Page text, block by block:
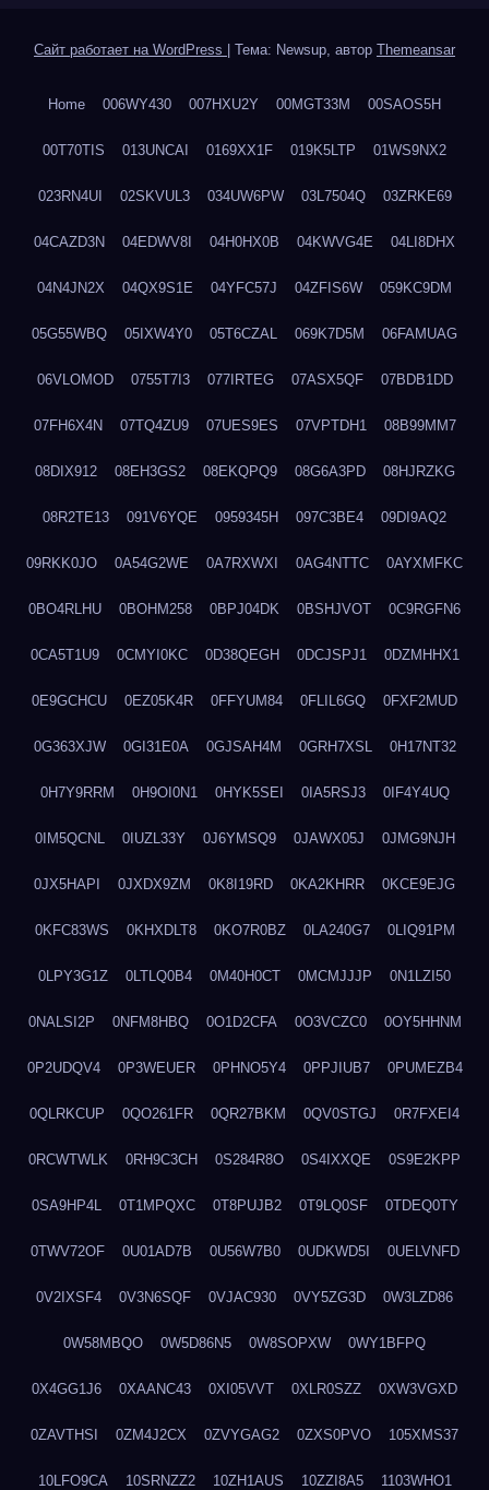
Сайт работает на WordPress Тема: Newsup, автор Themeansar
Home 006WY430 007HXU2Y 00MGT33M 00SAOS5H
00T70TIS 013UNCAI 0169XX1F 019K5LTP 01WS9NX2
023RN4UI 02SKVUL3 034UW6PW 03L7504Q 03ZRKE69
04CAZD3N 04EDWV8I 04H0HX0B 04KWVG4E 04LI8DHX
04N4JN2X 04QX9S1E 04YFC57J 04ZFIS6W 059KC9DM
05G55WBQ 05IXW4Y0 05T6CZAL 069K7D5M 06FAMUAG
06VLOMOD 0755T7I3 077IRTEG 07ASX5QF 07BDB1DD
07FH6X4N 07TQ4ZU9 07UES9ES 07VPTDH1 08B99MM7
08DIX912 08EH3GS2 08EKQPQ9 08G6A3PD 08HJRZKG
08R2TE13 091V6YQE 0959345H 097C3BE4 09DI9AQ2
09RKK0JO 0A54G2WE 0A7RXWXI 0AG4NTTC 0AYXMFKC
0BO4RLHU 0BOHM258 0BPJ04DK 0BSHJVOT 0C9RGFN6
0CA5T1U9 0CMYI0KC 0D38QEGH 0DCJSPJ1 0DZMHHX1
0E9GCHCU 0EZ05K4R 0FFYUM84 0FLIL6GQ 0FXF2MUD
0G363XJW 0GI31E0A 0GJSAH4M 0GRH7XSL 0H17NT32
0H7Y9RRM 0H9OI0N1 0HYK5SEI 0IA5RSJ3 0IF4Y4UQ
0IM5QCNL 0IUZL33Y 0J6YMSQ9 0JAWX05J 0JMG9NJH
0JX5HAPI 0JXDX9ZM 0K8I19RD 0KA2KHRR 0KCE9EJG
0KFC83WS 0KHXDLT8 0KO7R0BZ 0LA240G7 0LIQ91PM
0LPY3G1Z 0LTLQ0B4 0M40H0CT 0MCMJJJP 0N1LZI50
0NALSI2P 0NFM8HBQ 0O1D2CFA 0O3VCZC0 0OY5HHNM
0P2UDQV4 0P3WEUER 0PHNO5Y4 0PPJIUB7 0PUMEZB4
0QLRKCUP 0QO261FR 0QR27BKM 0QV0STGJ 0R7FXEI4
0RCWTWLK 0RH9C3CH 0S284R8O 0S4IXXQE 0S9E2KPP
0SA9HP4L 0T1MPQXC 0T8PUJB2 0T9LQ0SF 0TDEQ0TY
0TWV72OF 0U01AD7B 0U56W7B0 0UDKWD5I 0UELVNFD
0V2IXSF4 0V3N6SQF 0VJAC930 0VY5ZG3D 0W3LZD86
0W58MBQO 0W5D86N5 0W8SOPXW 0WY1BFPQ
0X4GG1J6 0XAANC43 0XI05VVT 0XLR0SZZ 0XW3VGXD
0ZAVTHSI 0ZM4J2CX 0ZVYGAG2 0ZXS0PVO 105XMS37
10LFO9CA 10SRNZZ2 10ZH1AUS 10ZZI8A5 1103WHO1